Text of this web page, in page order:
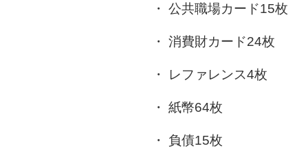
公共職場カード15枚
消費財カード24枚
レファレンス4枚
紙幣64枚
負債15枚